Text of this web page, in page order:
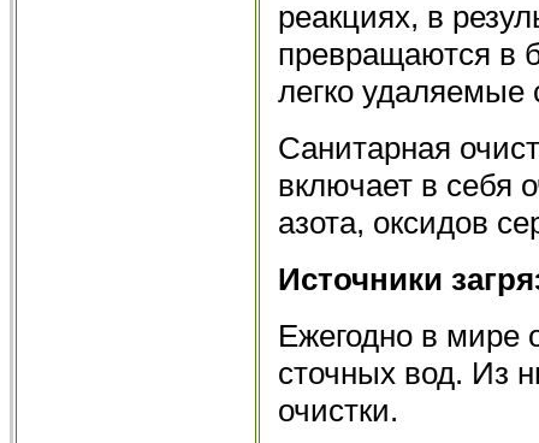
реакциях, в
превращаются в
легко удаляемые
Санитарная
включает в себя
азота, оксидов
Источники
Ежегодно в мире
сточных вод. Из
очистки.